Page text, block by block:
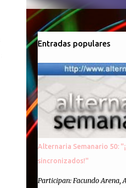
Entradas populares
Alternaria Semanario 50:
sincronizados!"
Participan: Facundo Arena,